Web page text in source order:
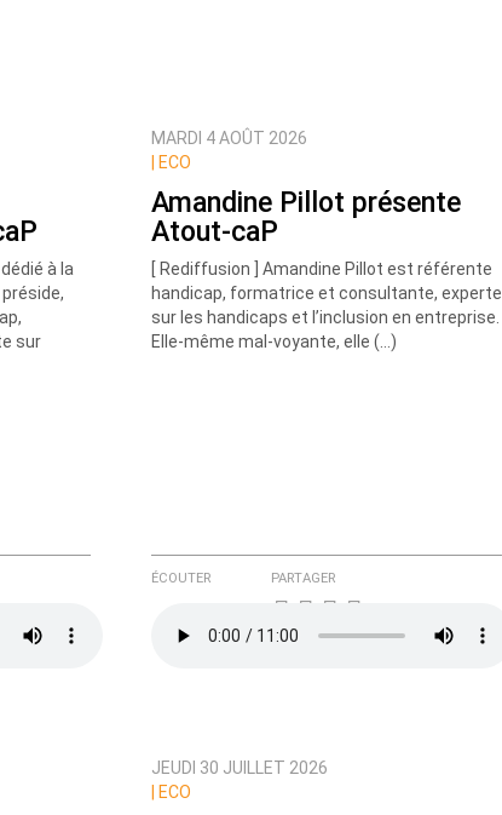
à la
sur
MARDI 4 AOÛT 2026
ECO
Amandine Pillot présente
Atout-caP
[ Rediffusion ] Amandine Pillot est référente
handicap, formatrice et consultante, experte
sur les handicaps et l’inclusion en entreprise.
Elle-même mal-voyante, elle (…)
ÉCOUTER PARTAGER
JEUDI 30 JUILLET 2026
ECO